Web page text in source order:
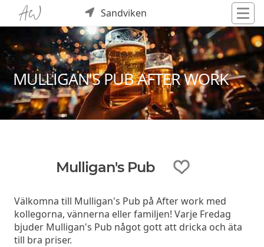
Sandviken
MULLIGAN'S PUB AFTER WORK
Mulligan's Pub
Välkomna till Mulligan's Pub på After work med
kollegorna, vännerna eller familjen! Varje Fredag
bjuder Mulligan's Pub något gott att dricka och äta
till bra priser.